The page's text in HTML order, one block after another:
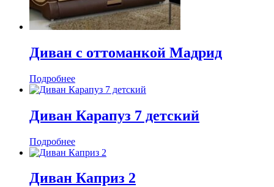
Диван с оттоманкой Мадрид
Подробнее
Диван Карапуз 7 детский
Подробнее
Диван Каприз 2